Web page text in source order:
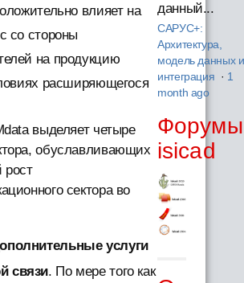
влияет на
со стороны
на продукцию
расширяющегося
выделяет четыре
обуславливающих
рост
сектора во
услуги
связи. По мере того как
данный...
САРУС+:
Архитектура,
модель данных и
интеграция · 1
month ago
Форумы
isicad